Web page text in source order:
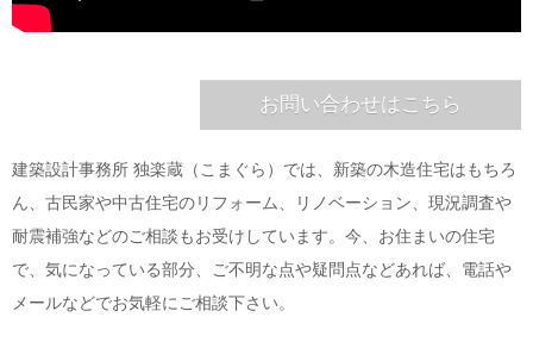
お問い合わせはこちら
建築設計事務所 独楽蔵（こまぐら）では、新築の木造住宅はもちろ
ん、古民家や中古住宅のリフォーム、リノベーション、現況調査や
耐震補強などのご相談もお受けしています。今、お住まいの住宅
で、気になっている部分、ご不明な点や疑問点などあれば、電話や
メールなどでお気軽にご相談下さい。